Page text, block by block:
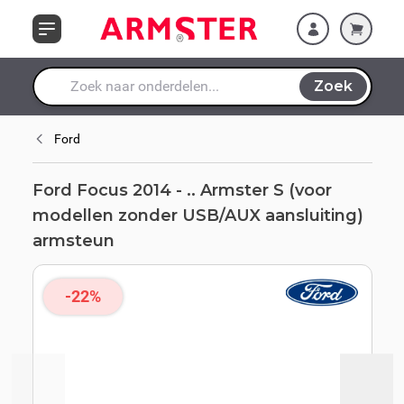
Waar ben je naar op zoek?
Zoek
USB/AUX
aansluiting)
Ford
Ford Focus 2014 - .. Armster S (voor
modellen zonder USB/AUX aansluiting)
armsteun
-22%